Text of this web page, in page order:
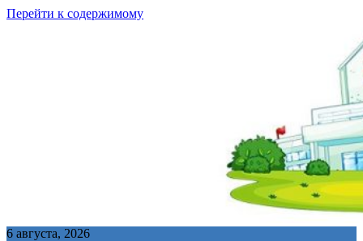
Перейти к содержимому
6 августа, 2026